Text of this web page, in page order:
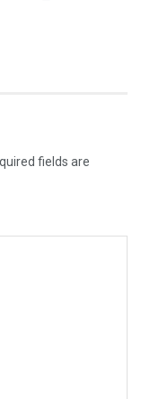
fields are